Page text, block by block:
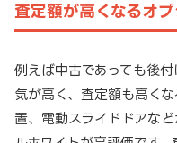
査定額が高くなるオ
例えば中古であっても後
気が高く、査定額も高く
置、電動スライドドアな